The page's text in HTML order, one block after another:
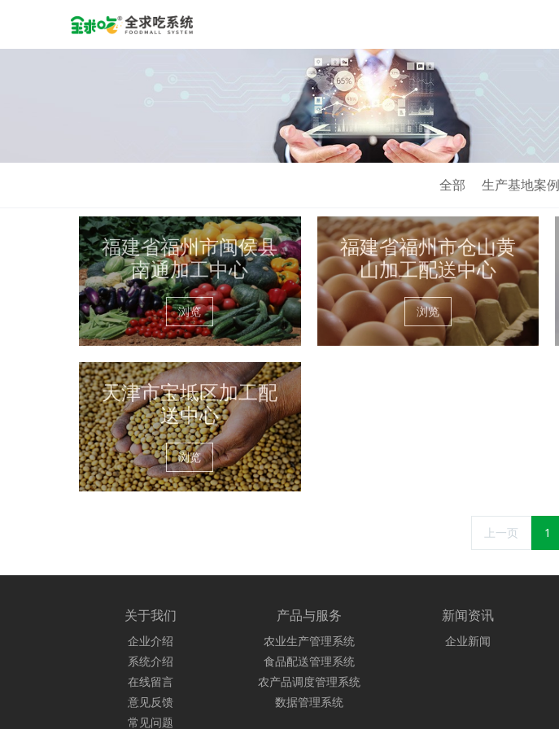
全部 生产基地案例
福建省福州市闽侯县
南通加工中心
浏览
福建省福州市仓山黄
山加工配送中心
浏览
天津市宝坻区加工配
送中心
浏览
上一页 1
关于我们
企业介绍
系统介绍
在线留言
意见反馈
常见问题
产品与服务
农业生产管理系统
食品配送管理系统
农产品调度管理系统
数据管理系统
新闻资讯
企业新闻